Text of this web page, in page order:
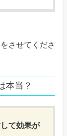
させてくださ
本当？
て効果が